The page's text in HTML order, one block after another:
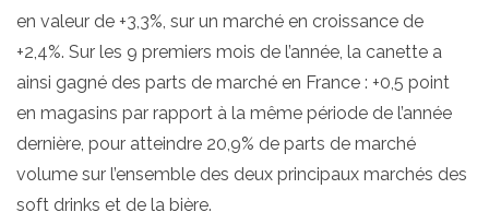
en valeur de +3,3%, sur un marché en croissance de
+2,4%. Sur les 9 premiers mois de l’année, la canette a
ainsi gagné des parts de marché en France : +0,5 point
en magasins par rapport à la même période de l’année
dernière, pour atteindre 20,9% de parts de marché
volume sur l’ensemble des deux principaux marchés des
soft drinks et de la bière.